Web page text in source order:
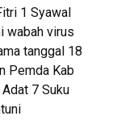
1 Syawal
wabah virus
tanggal 18
Pemda Kab
7 Suku